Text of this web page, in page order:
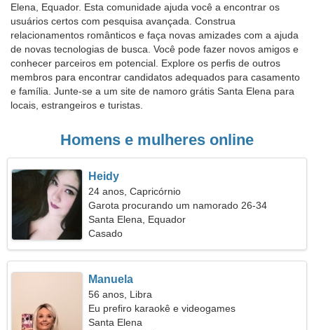
Elena, Equador. Esta comunidade ajuda você a encontrar os
usuários certos com pesquisa avançada. Construa
relacionamentos românticos e faça novas amizades com a ajuda
de novas tecnologias de busca. Você pode fazer novos amigos e
conhecer parceiros em potencial. Explore os perfis de outros
membros para encontrar candidatos adequados para casamento
e família. Junte-se a um site de namoro grátis Santa Elena para
locais, estrangeiros e turistas.
Homens e mulheres online
Heidy
24 anos, Capricórnio
Garota procurando um namorado 26-34
Santa Elena, Equador
Casado
Manuela
56 anos, Libra
Eu prefiro karaokê e videogames
Santa Elena